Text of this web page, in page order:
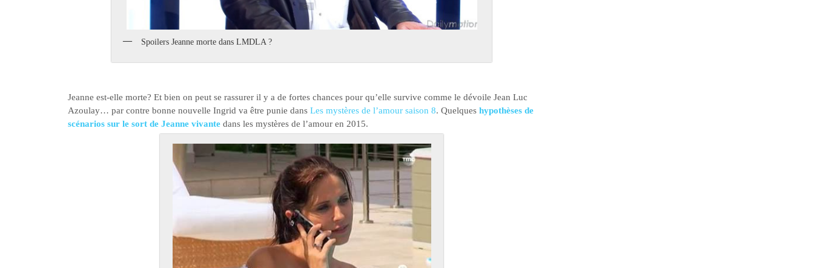
Spoilers Jeanne morte dans LMDLA ?
Jeanne est-elle morte? Et bien on peut se rassurer il y a de fortes chances pour qu’elle survive comme le dévoile Jean Luc
Azoulay… par contre bonne nouvelle Ingrid va être punie dans Les mystères de l’amour saison 8. Quelques hypothèses de
scénarios sur le sort de Jeanne vivante dans les mystères de l’amour en 2015.